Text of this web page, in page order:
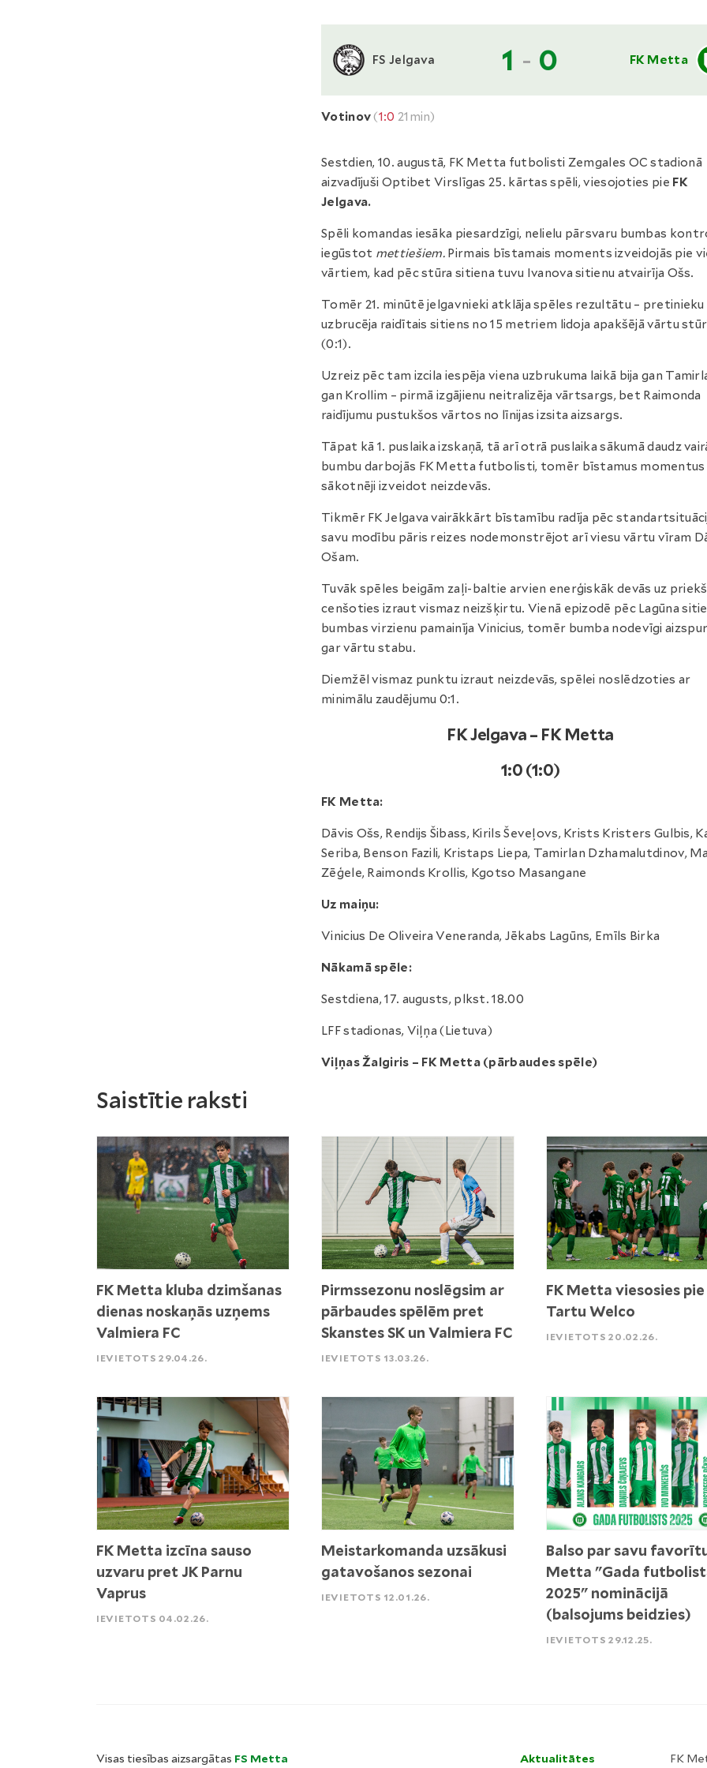
FS Jelgava 1 - 0 FK Metta
Votinov(1:0 21min)
Sestdien, 10. augustā, FK Metta futbolisti Zemgales OC stadionā
aizvadījuši Optibet Virslīgas 25. kārtas spēli, viesojoties pie FK
Jelgava.
Spēli komandas iesāka piesardzīgi, nelielu pārsvaru bumbas
iegūstot mettiešiem. Pirmais bīstamais moments izveidojās pie
vārtiem, kad pēc stūra sitiena tuvu Ivanova sitienu atvairīja Ošs.
Tomēr 21. minūtē jelgavnieki atklāja spēles rezultātu – pretinieku
uzbrucēja raidītais sitiens no 15 metriem lidoja apakšējā vārtu
(0:1).
Uzreiz pēc tam izcila iespēja viena uzbrukuma laikā bija gan
gan Krollim – pirmā izgājienu neitralizēja vārtsargs, bet Raimonda
raidījumu pustukšos vārtos no līnijas izsita aizsargs.
Tāpat kā 1. puslaika izskaņā, tā arī otrā puslaika sākumā daudz
bumbu darbojās FK Metta futbolisti, tomēr bīstamus momentus
sākotnēji izveidot neizdevās.
Tikmēr FK Jelgava vairākkārt bīstamību radīja pēc
savu modību pāris reizes nodemonstrējot arī viesu vārtu vīram
Ošam.
Tuvāk spēles beigām zaļi-baltie arvien enerģiskāk devās uz
cenšoties izraut vismaz neizšķirtu. Vienā epizodē pēc Lagūna
bumbas virzienu pamainīja Vinicius, tomēr bumba nodevīgi
gar vārtu stabu.
Diemžēl vismaz punktu izraut neizdevās, spēlei noslēdzoties ar
minimālu zaudējumu 0:1.
FK Jelgava – FK Metta
1:0 (1:0)
FK Metta:
Dāvis Ošs, Rendijs Šibass, Kirils Ševeļovs, Krists Kristers Gulbis,
Seriba, Benson Fazili, Kristaps Liepa, Tamirlan Dzhamalutdinov,
Zēģele, Raimonds Krollis, Kgotso Masangane
Uz maiņu:
Vinicius De Oliveira Veneranda, Jēkabs Lagūns, Emīls Birka
Nākamā spēle:
Sestdiena, 17. augusts, plkst. 18.00
LFF stadionas, Viļņa (Lietuva)
Viļņas Žalgiris – FK Metta (pārbaudes spēle)
Saistītie raksti
FK Metta kluba dzimšanas
dienas noskaņās uzņems
Valmiera FC
IEVIETOTS 29.04.26.
Pirmssezonu noslēgsim ar
pārbaudes spēlēm pret
Skanstes SK un Valmiera FC
IEVIETOTS 13.03.26.
FK Metta viesosies pie
Tartu Welco
IEVIETOTS 20.02.26.
FK Metta izcīna sauso
uzvaru pret JK Parnu
Vaprus
IEVIETOTS 04.02.26.
Meistarkomanda uzsākusi
gatavošanos sezonai
IEVIETOTS 12.01.26.
Balso par savu
Metta "Gada
2025" nominācijā
(balsojums beidzies)
IEVIETOTS 29.12.25.
Visas tiesības aizsargātas FS Metta Aktualitātes FK